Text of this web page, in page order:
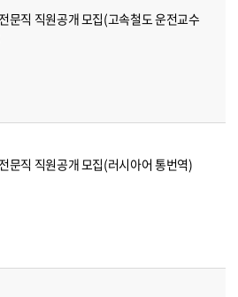
문직 직원공개 모집(고속철도 운전교수
문직 직원공개 모집(러시아어 통번역)